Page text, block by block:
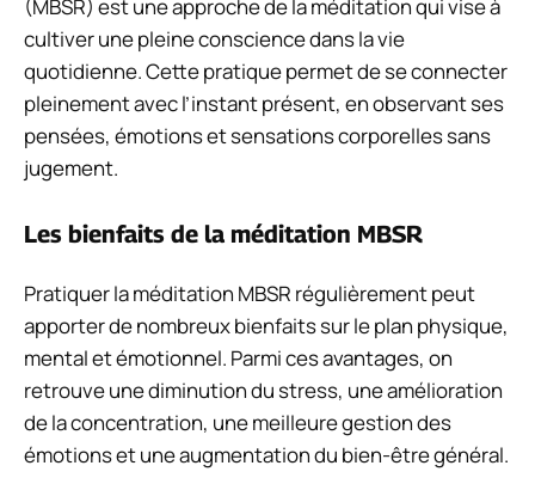
(MBSR) est une approche de la méditation qui vise à
cultiver une pleine conscience dans la vie
quotidienne. Cette pratique permet de se connecter
pleinement avec l’instant présent, en observant ses
pensées, émotions et sensations corporelles sans
jugement.
Les bienfaits de la méditation MBSR
Pratiquer la méditation MBSR régulièrement peut
apporter de nombreux bienfaits sur le plan physique,
mental et émotionnel. Parmi ces avantages, on
retrouve une diminution du stress, une amélioration
de la concentration, une meilleure gestion des
émotions et une augmentation du bien-être général.